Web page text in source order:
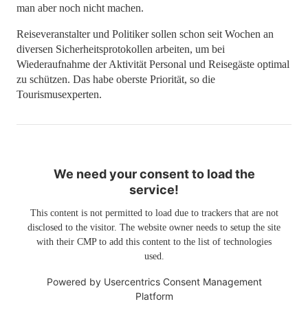
man aber noch nicht machen.
Reiseveranstalter und Politiker sollen schon seit Wochen an
diversen Sicherheitsprotokollen arbeiten, um bei
Wiederaufnahme der Aktivität Personal und Reisegäste optimal
zu schützen. Das habe oberste Priorität, so die
Tourismusexperten.
We need your consent to load the
service!
This content is not permitted to load due to trackers that are not
disclosed to the visitor. The website owner needs to setup the site
with their CMP to add this content to the list of technologies
used.
Powered by Usercentrics Consent Management
Platform